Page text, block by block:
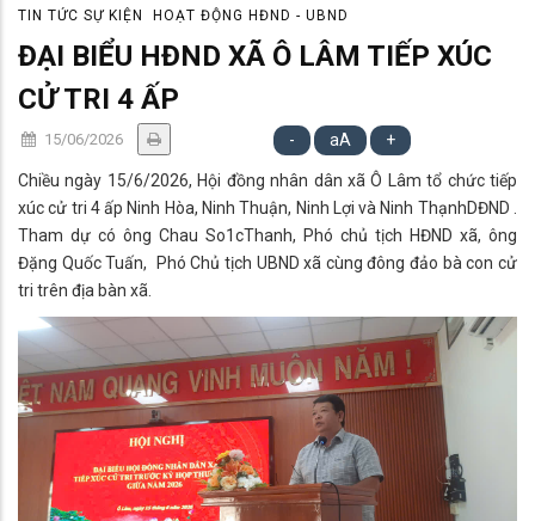
TIN TỨC SỰ KIỆN HOẠT ĐỘNG HĐND - UBND
ĐẠI BIỂU HĐND XÃ Ô LÂM TIẾP XÚC
CỬ TRI 4 ẤP
15/06/2026 - aA +
Chiều ngày 15/6/2026, Hội đồng nhân dân xã Ô Lâm tổ chức tiếp
xúc cử tri 4 ấp Ninh Hòa, Ninh Thuận, Ninh Lợi và Ninh ThạnhDĐND .
Tham dự có ông Chau So1cThanh, Phó chủ tịch HĐND xã, ông
Đặng Quốc Tuấn, Phó Chủ tịch UBND xã cùng đông đảo bà con cử
tri trên địa bàn xã.